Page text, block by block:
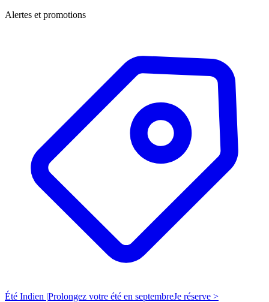
Alertes et promotions
Été Indien |Prolongez votre été en septembreJe réserve >